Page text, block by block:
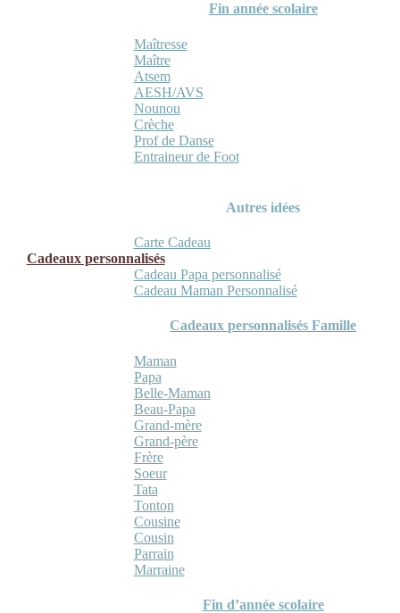
Fin année scolaire
Maîtresse
Maître
Atsem
AESH/AVS
Nounou
Crèche
Prof de Danse
Entraineur de Foot
Autres idées
Carte Cadeau
Cadeaux personnalisés
Cadeau Papa personnalisé
Cadeau Maman Personnalisé
Cadeaux personnalisés Famille
Maman
Papa
Belle-Maman
Beau-Papa
Grand-mère
Grand-père
Frère
Soeur
Tata
Tonton
Cousine
Cousin
Parrain
Marraine
Fin d’année scolaire